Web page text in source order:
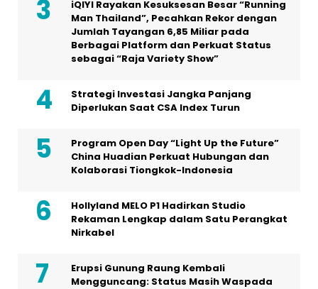
iQIYI Rayakan Kesuksesan Besar “Running
Man Thailand”, Pecahkan Rekor dengan
Jumlah Tayangan 6,85 Miliar pada
Berbagai Platform dan Perkuat Status
sebagai “Raja Variety Show”
Strategi Investasi Jangka Panjang
Diperlukan Saat CSA Index Turun
Program Open Day “Light Up the Future”
China Huadian Perkuat Hubungan dan
Kolaborasi Tiongkok-Indonesia
Hollyland MELO P1 Hadirkan Studio
Rekaman Lengkap dalam Satu Perangkat
Nirkabel
Erupsi Gunung Raung Kembali
Mengguncang: Status Masih Waspada